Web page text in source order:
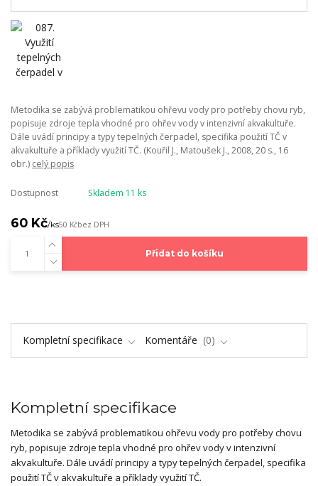
Metodika se zabývá problematikou ohřevu vody pro potřeby chovu ryb,
popisuje zdroje tepla vhodné pro ohřev vody v intenzivní akvakultuře.
Dále uvádí principy a typy tepelných čerpadel, specifika použití TČ v
akvakultuře a příklady využití TČ. (Kouřil J., Matoušek J., 2008, 20 s., 16
obr.) celý popis
Dostupnost Skladem 11 ks
60 Kč/ks50 Kčbez DPH
Přidat do košíku
Kompletní specifikace Komentáře 0
Kompletní specifikace
Metodika se zabývá problematikou ohřevu vody pro potřeby chovu
ryb, popisuje zdroje tepla vhodné pro ohřev vody v intenzivní
akvakultuře. Dále uvádí principy a typy tepelných čerpadel, specifika
použití TČ v akvakultuře a příklady využití TČ.